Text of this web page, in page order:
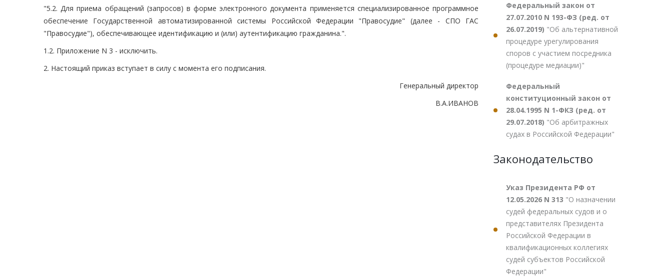
"5.2. Для приема обращений (запросов) в форме электронного документа применяется специализированное программное
обеспечение Государственной автоматизированной системы Российской Федерации "Правосудие" (далее - СПО ГАС
"Правосудие"), обеспечивающее идентификацию и (или) аутентификацию гражданина.".
1.2. Приложение N 3 - исключить.
2. Настоящий приказ вступает в силу с момента его подписания.
Генеральный директор
В.А.ИВАНОВ
Федеральный закон от
27.07.2010 N 193-ФЗ (ред. от
26.07.2019) "Об альтернативной
процедуре урегулирования
споров с участием посредника
(процедуре медиации)"
Федеральный
конституционный закон от
28.04.1995 N 1-ФКЗ (ред. от
29.07.2018) "Об арбитражных
судах в Российской Федерации"
Законодательство
Указ Президента РФ от
12.05.2026 N 313 "О назначении
судей федеральных судов и о
представителях Президента
Российской Федерации в
квалификационных коллегиях
судей субъектов Российской
Федерации"